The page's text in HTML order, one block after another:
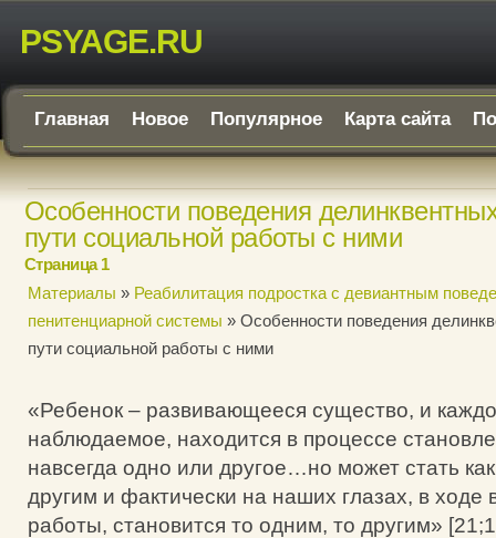
PSYAGE.RU
Главная Новое Популярное Карта сайта
Особенности поведения
пути социальной работы с ними
Страница 1
Материалы » Реабилитация подростка с девиантным
пенитенциарной системы » Особенности поведения
пути социальной работы с ними
«Ребенок – развивающееся существо, и
наблюдаемое, находится в процессе
навсегда одно или другое…но может стать
другим и фактически на наших глазах, в ходе
работы, становится то одним, то другим»